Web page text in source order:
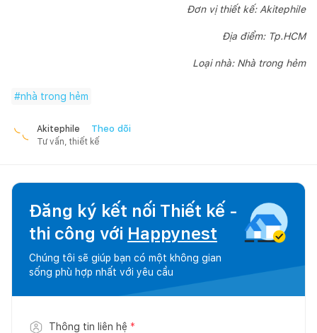
Đơn vị thiết kế: Akitephile
Địa điểm: Tp.HCM
Loại nhà: Nhà trong hẻm
#nhà trong hẻm
Akitephile Theo dõi
Tư vấn, thiết kế
Đăng ký kết nối Thiết kế -
thi công với Happynest
Chúng tôi sẽ giúp bạn có một không gian
sống phù hợp nhất với yêu cầu
Thông tin liên hệ *